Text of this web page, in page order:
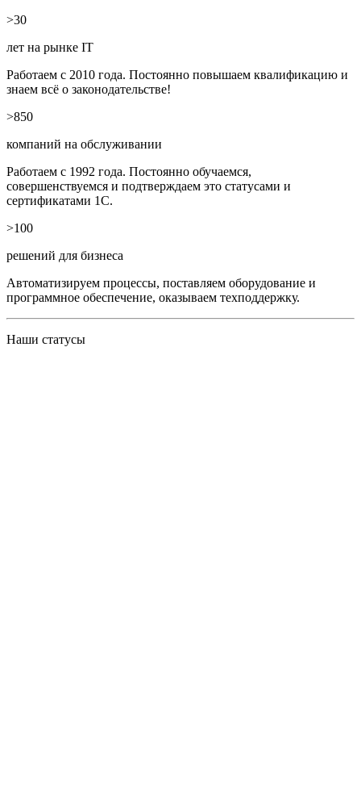
>30
лет на рынке IT
Работаем с 2010 года. Постоянно повышаем квалификацию и
знаем всё о законодательстве!
>850
компаний на обслуживании
Работаем с 1992 года. Постоянно обучаемся,
совершенствуемся и подтверждаем это статусами и
сертификатами 1С.
>100
решений для бизнеса
Автоматизируем процессы, поставляем оборудование и
программное обеспечение, оказываем техподдержку.
Наши статусы